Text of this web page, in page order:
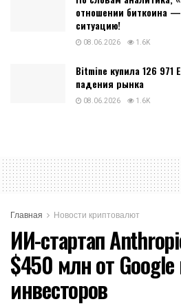
отношении биткоина
ситуацию!
08.06.2026 1.6K
Bitmine купила 126
падения рынка
08.06.2026 1.6K
Главная Новости криптовалют
ИИ-стартап
$450 млн от Google
инвесторов